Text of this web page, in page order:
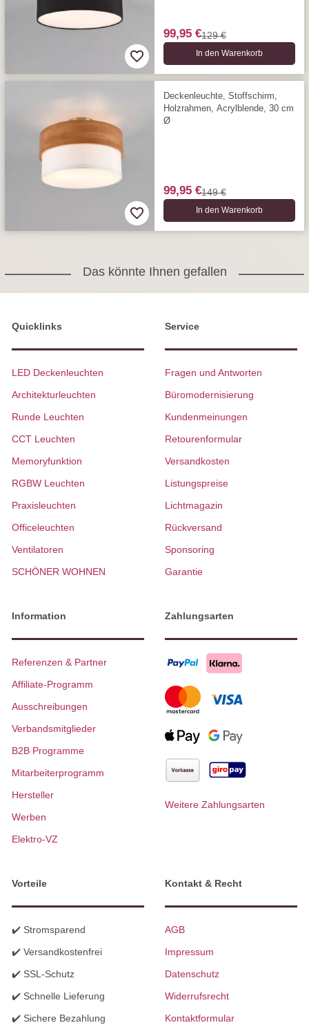
99,95 €129 €
In den Warenkorb
Deckenleuchte, Stoffschirm,
Holzrahmen, Acrylblende, 30 cm
Ø
99,95 €149 €
In den Warenkorb
Das könnte Ihnen gefallen
Quicklinks
LED Deckenleuchten
Architekturleuchten
Runde Leuchten
CCT Leuchten
Memoryfunktion
RGBW Leuchten
Praxisleuchten
Officeleuchten
Ventilatoren
SCHÖNER WOHNEN
Service
Fragen und Antworten
Büromodernisierung
Kundenmeinungen
Retourenformular
Versandkosten
Listungspreise
Lichtmagazin
Rückversand
Sponsoring
Garantie
Information
Referenzen & Partner
Affiliate-Programm
Ausschreibungen
Verbandsmitglieder
B2B Programme
Mitarbeiterprogramm
Hersteller
Werben
Elektro-VZ
Zahlungsarten
Weitere Zahlungsarten
Vorteile
✔️ Stromsparend
✔️ Versandkostenfrei
✔️ SSL-Schutz
✔️ Schnelle Lieferung
✔️ Sichere Bezahlung
Kontakt & Recht
AGB
Impressum
Datenschutz
Widerrufsrecht
Kontaktformular